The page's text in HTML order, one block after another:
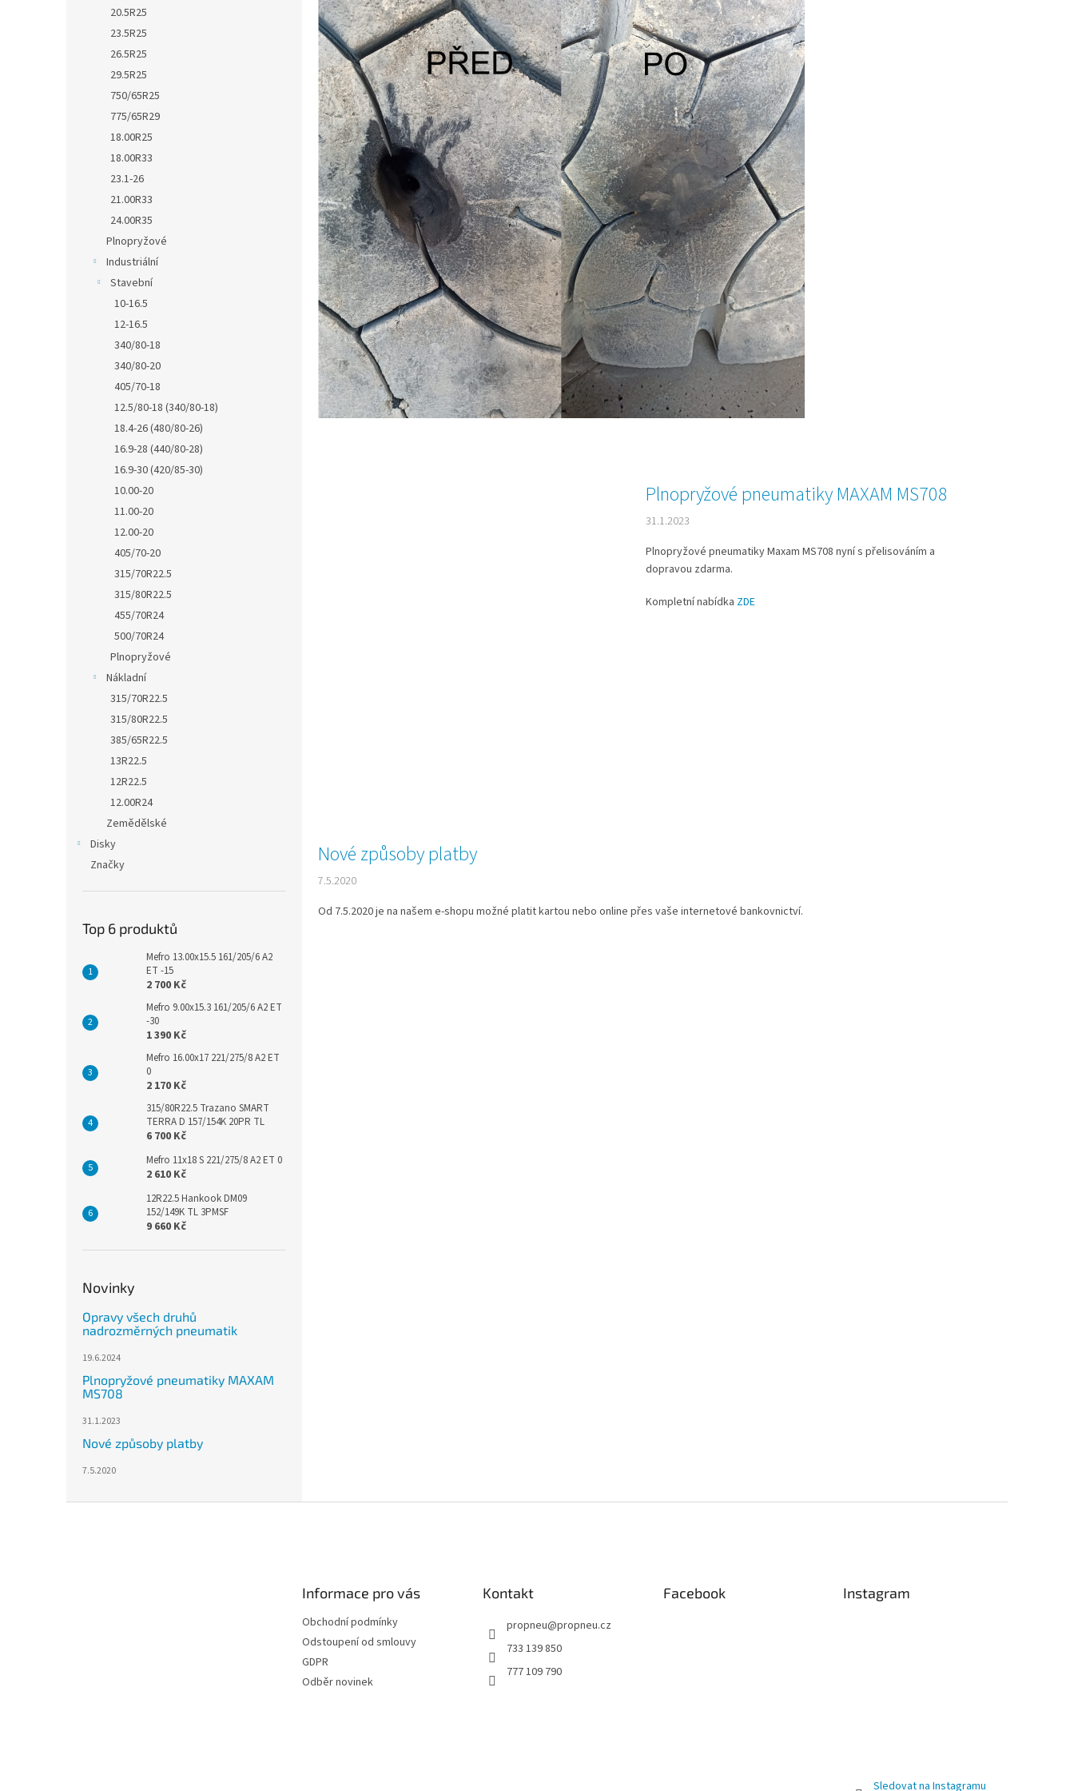
20.5R25
23.5R25
26.5R25
29.5R25
750/65R25
775/65R29
18.00R25
18.00R33
23.1-26
21.00R33
24.00R35
Plnopryžové
Industriální
Stavební
10-16.5
12-16.5
340/80-18
340/80-20
405/70-18
12.5/80-18 (340/80-18)
18.4-26 (480/80-26)
16.9-28 (440/80-28)
16.9-30 (420/85-30)
10.00-20
11.00-20
12.00-20
405/70-20
315/70R22.5
315/80R22.5
455/70R24
500/70R24
Plnopryžové
Nákladní
315/70R22.5
315/80R22.5
385/65R22.5
13R22.5
12R22.5
12.00R24
Zemědělské
Disky
Značky
Top 6 produktů
Mefro 13.00x15.5 161/205/6 A2
ET -15
2 700 Kč
Mefro 9.00x15.3 161/205/6 A2 ET
-30
1 390 Kč
Mefro 16.00x17 221/275/8 A2 ET
0
2 170 Kč
315/80R22.5 Trazano SMART
TERRA D 157/154K 20PR TL
6 700 Kč
Mefro 11x18 S 221/275/8 A2 ET 0
2 610 Kč
12R22.5 Hankook DM09
152/149K TL 3PMSF
9 660 Kč
Novinky
Opravy všech druhů
nadrozměrných pneumatik
19.6.2024
Plnopryžové pneumatiky MAXAM
MS708
31.1.2023
Nové způsoby platby
7.5.2020
k
ů
Plnopryžové pneumatiky MAXAM MS708
31.1.2023
Plnopryžové pneumatiky Maxam MS708 nyní s přelisováním a
dopravou zdarma.
Kompletní nabídka ZDE
Nové způsoby platby
7.5.2020
Od 7.5.2020 je na našem e-shopu možné platit kartou nebo online přes vaše internetové bankovnictví.
Informace pro vás
Obchodní podmínky
Odstoupení od smlouvy
GDPR
Odběr novinek
Kontakt
propneu@propneu.cz
733 139 850
777 109 790
Facebook Instagram
Sledovat na Instagramu